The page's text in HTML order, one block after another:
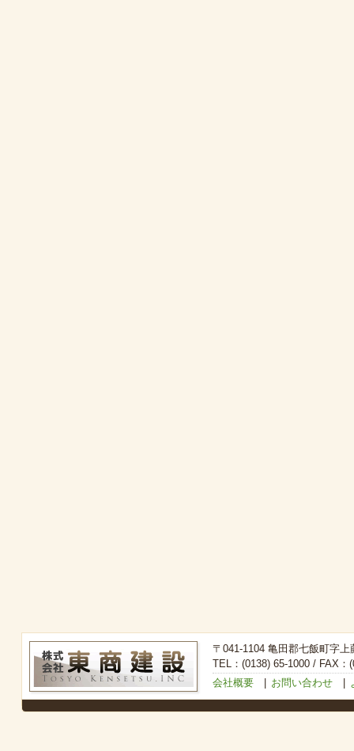
〒041-1104 亀田郡七飯町字上
TEL：(0138) 65-1000 / FAX：
会社概要| お問い合わせ|